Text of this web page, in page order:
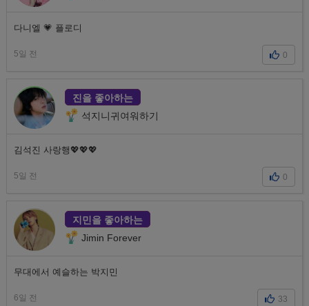
다니엘 💗 플로디
5일 전 0
진을 좋아하는
석지니귀여워하기
김석진 사랑행💖💖💖
5일 전 0
지민을 좋아하는
Jimin Forever
무대에서 예슬하는 박지민
6일 전 33